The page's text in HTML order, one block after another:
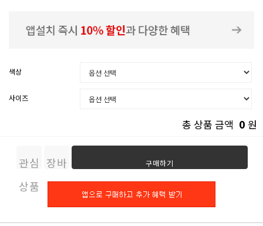
색상
사이즈
총 상품 금액 0 원
관심
상품
장바
구니
구매하기